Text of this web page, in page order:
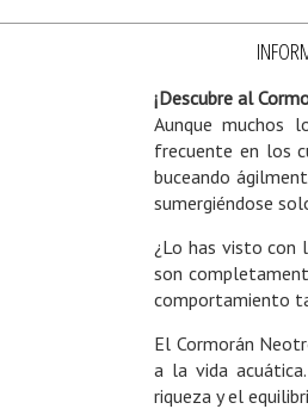
¡Descubre al
Aunque muchos
frecuente en los
buceando
sumergiéndose
¿Lo has visto con
son
comportamiento
El Cormorán
a la vida
riqueza y el